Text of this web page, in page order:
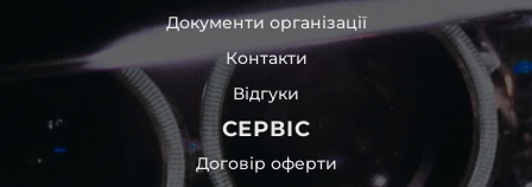
Документи організації
Контакти
Відгуки
СЕРВІС
Договір оферти